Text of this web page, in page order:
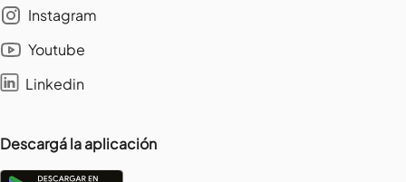
Instagram
Youtube
Linkedin
Descargá la aplicación